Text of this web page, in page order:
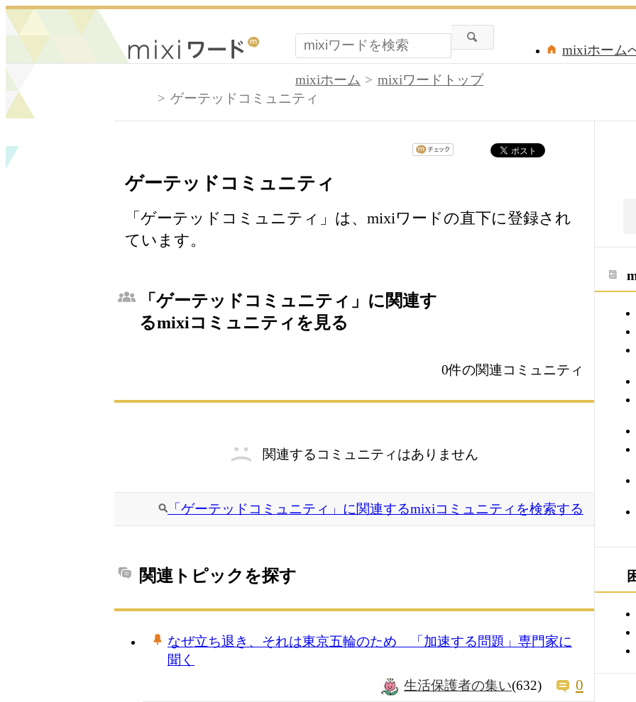
mixiホーム
mixiホーム
mixiワードトップ
ゲーテッドコミュニティ
ゲーテッドコミュニティ
「ゲーテッドコミュニティ」は、mixiワードの直下に登録され
ています。
「ゲーテッドコミュニティ」に関連す
るmixiコミュニティを見る
0件の関連コミュニティ
関連するコミュニティはありません
「ゲーテッドコミュニティ」に関連するmixiコミュニティを検索する
関連トピックを探す
なぜ立ち退き、それは東京五輪のため 「加速する問題」専門家に
聞く
生活保護者の集い(632) 0